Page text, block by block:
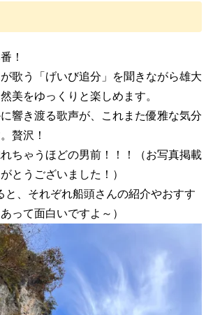
！
歌う「げいび追分」を聞きながら雄大
美をゆっくりと楽しめます。
響き渡る歌声が、これまた優雅な気分
贅沢！
ちゃうほどの男前！！！（お写真掲載
とうございました！）
と、それぞれ船頭さんの紹介やおすす
って面白いですよ～）